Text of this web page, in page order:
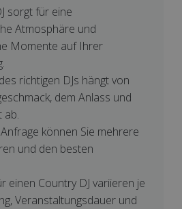
sorgt für eine
Atmosphäre und
Momente auf Ihrer
richtigen DJs hängt von
dem Anlass und
ab.
können Sie mehrere
und den besten
einen Country DJ variieren je
Veranstaltungsdauer und